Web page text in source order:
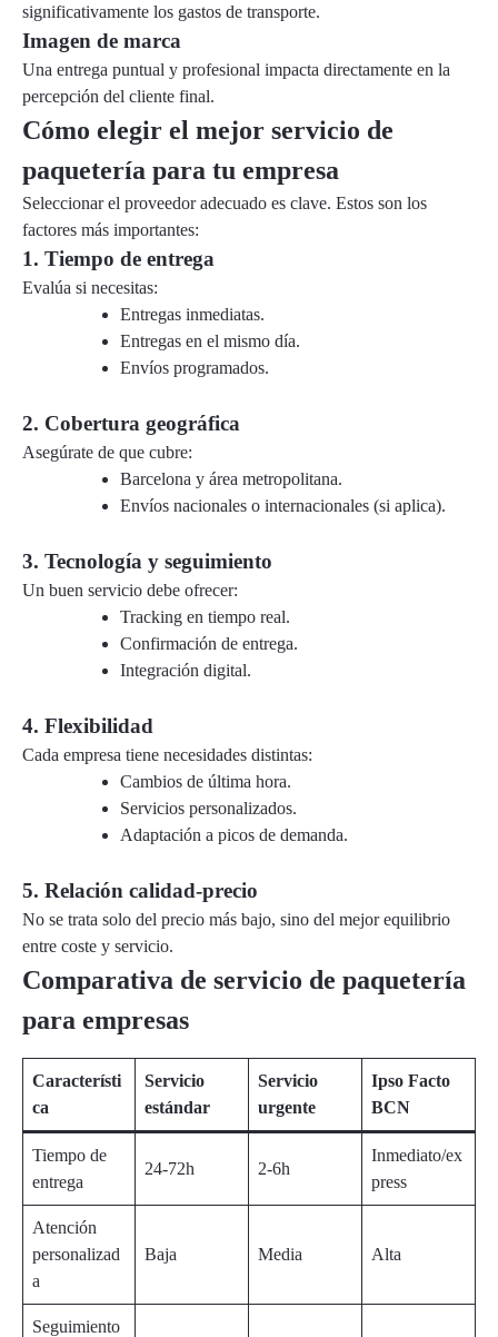
significativamente los gastos de transporte.
Imagen de marca
Una entrega puntual y profesional impacta directamente en la
percepción del cliente final.
Cómo elegir el mejor servicio de
paquetería para tu empresa
Seleccionar el proveedor adecuado es clave. Estos son los
factores más importantes:
1. Tiempo de entrega
Evalúa si necesitas:
Entregas inmediatas.
Entregas en el mismo día.
Envíos programados.
2. Cobertura geográfica
Asegúrate de que cubre:
Barcelona y área metropolitana.
Envíos nacionales o internacionales (si aplica).
3. Tecnología y seguimiento
Un buen servicio debe ofrecer:
Tracking en tiempo real.
Confirmación de entrega.
Integración digital.
4. Flexibilidad
Cada empresa tiene necesidades distintas:
Cambios de última hora.
Servicios personalizados.
Adaptación a picos de demanda.
5. Relación calidad-precio
No se trata solo del precio más bajo, sino del mejor equilibrio
entre coste y servicio.
Comparativa de servicio de paquetería
para empresas
Característi
ca
Servicio
estándar
Servicio
urgente
Ipso Facto
BCN
Tiempo de
entrega
24-72h 2-6h
Inmediato/ex
press
Atención
personalizad
a
Baja Media Alta
Seguimiento